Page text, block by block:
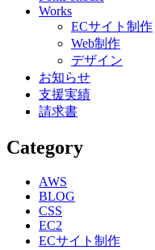
Works
ECサイト制作
Web制作
デザイン
お知らせ
支援実績
請求書
Category
AWS
BLOG
CSS
EC2
ECサイト制作